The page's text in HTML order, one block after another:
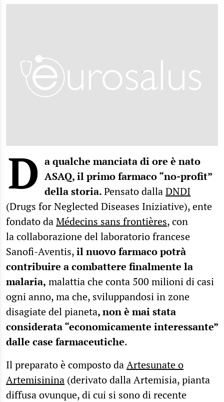
D a qualche manciata di ore è nato
ASAQ, il primo farmaco “no-profit”
della storia.Pensato dallaDNDI
(Drugs for Neglected Diseases Iniziative), ente
fondato daMédecins sans frontières, con
la collaborazione del laboratorio francese
Sanofi-Aventis,il nuovo farmaco potrà
contribuire a combattere finalmente la
malaria, malattia che conta 500 milioni di casi
ogni anno, ma che, sviluppandosi in zone
disagiate del pianeta, non è mai stata
considerata “economicamente interessante”
dalle case farmaceutiche.
Il preparato è composto daArtesunate o
Artemisinina (derivato dalla Artemisia, pianta
diffusa ovunque, di cui si sono di recente